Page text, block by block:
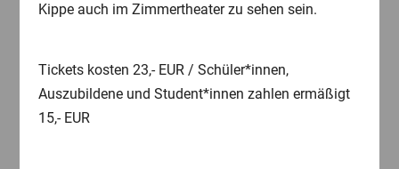
Kippe auch im Zimmertheater zu sehen sein.
Tickets kosten 23,- EUR / Schüler*innen,
Auszubildene und Student*innen zahlen ermäßigt
15,- EUR